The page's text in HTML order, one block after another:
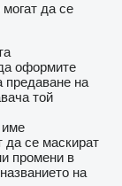
да се
оформите
предаване на
той
да се маскират
промени в
на